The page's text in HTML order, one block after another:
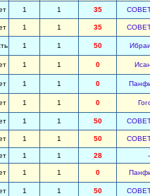
1 1 35
1 1 35
1 1 50
1 1 0
1 1 0
1 1 0
1 1 50
1 1 50
1 1 28 -
1 1 0
1 1 50